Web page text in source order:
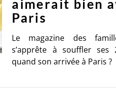
aimerait bien
Paris
Le magazine des
s’apprête à souffler ses
quand son arrivée à Paris ?